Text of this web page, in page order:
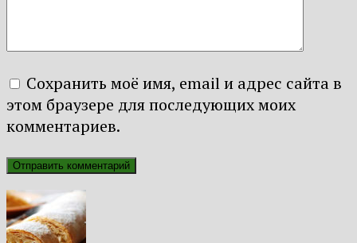
Сохранить моё имя, email и адрес сайта в
этом браузере для последующих моих
комментариев.